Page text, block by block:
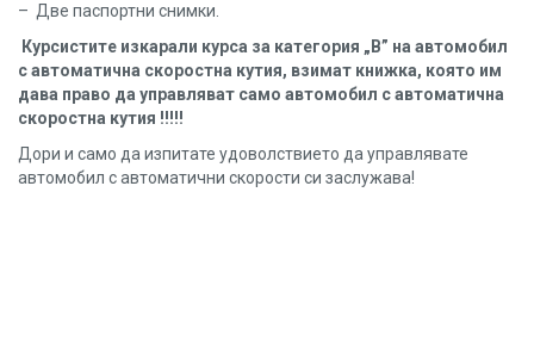
– Две паспортни снимки.
Курсистите изкарали курса за категория „В” на автомобил
с автоматична скоростна кутия, взимат книжка, която им
дава право да управляват само автомобил с автоматична
скоростна кутия !!!!!
Дори и само да изпитате удоволствието да управлявате
автомобил с автоматични скорости си заслужава!